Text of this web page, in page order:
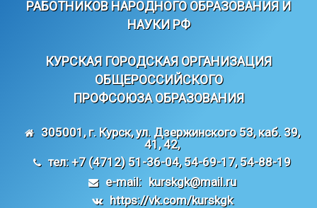
РАБОТНИКОВ НАРОДНОГО ОБРАЗОВАНИЯ И
НАУКИ РФ
КУРСКАЯ ГОРОДСКАЯ ОРГАНИЗАЦИЯ
ОБЩЕРОССИЙСКОГО
ПРОФСОЮЗА ОБРАЗОВАНИЯ
305001, г. Курск, ул. Дзержинского 53, каб. 39,
41, 42,
тел: +7 (4712) 51-36-04, 54-69-17, 54-88-19
e-mail: kurskgk@mail.ru
https://vk.com/kurskgk